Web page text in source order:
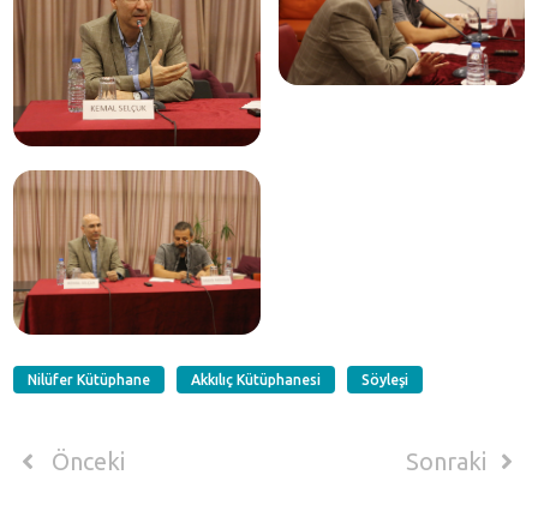
Nilüfer Kütüphane Akkılıç Kütüphanesi Söyleşi
Önceki Sonraki